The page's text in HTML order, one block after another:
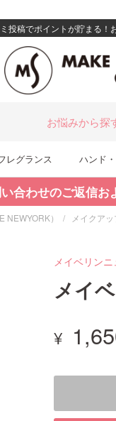
投稿でポイントが貯まる！
お悩みから探
レグランス ハンド
合わせのご返信
NEWYORK） メイクア
メイベリンニ
メイ